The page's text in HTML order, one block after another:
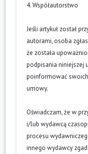
4. Współautorstwo
Jeśli artykuł został
autorami, osoba
że została
podpisania niniejszej
poinformować
umowy.
Oświadczam, że w
i/lub wydawcą
procesu
innego wydawcy